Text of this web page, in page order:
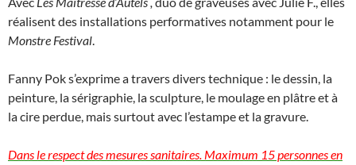
réalisent des installations performatives notamment pour le
Monstre Festival.
Fanny Pok s’exprime a travers divers technique : le dessin, la
peinture, la sérigraphie, la sculpture, le moulage en plâtre et à
la cire perdue, mais surtout avec l’estampe et la gravure.
Dans le respect des mesures sanitaires. Maximum 15 personnes en